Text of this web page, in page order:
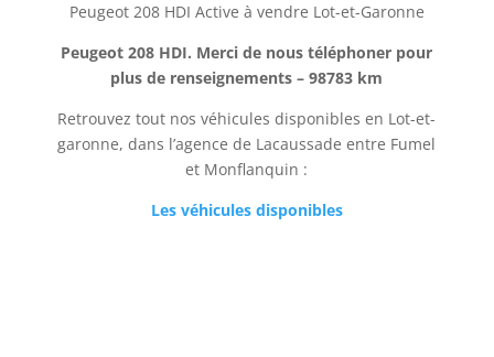
Peugeot 208 HDI Active à vendre Lot-et-Garonne
Peugeot 208 HDI. Merci de nous téléphoner pour
plus de renseignements – 98783 km
Retrouvez tout nos véhicules disponibles en Lot-et-
garonne, dans l’agence de Lacaussade entre Fumel
et Monflanquin :
Les véhicules disponibles